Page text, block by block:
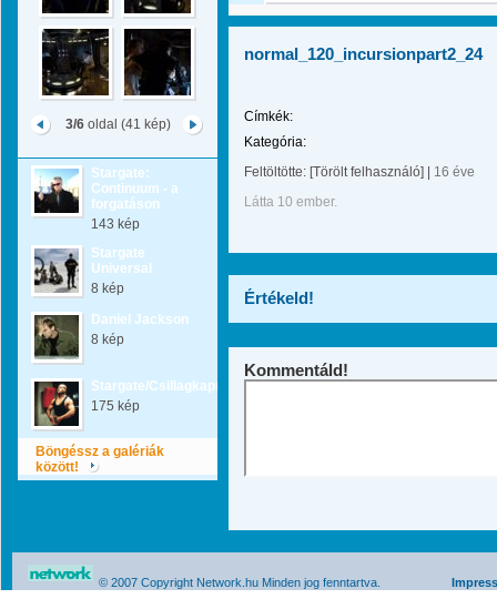
3/6oldal (41 kép)
Stargate:
Continuum - a
forgatáson
143 kép
Stargate
Universal
8 kép
Daniel Jackson
8 kép
Stargate/Csillagkapu
175 kép
Böngéssz a galériák
között!
normal_120_incursionpart2_24
Címkék:
Kategória:
Feltöltötte: [Törölt felhasználó]
16 éve
Látta 10 ember.
Értékeld!
Kommentáld!
© 2007 Copyright Network.hu Minden jog fenntartva.